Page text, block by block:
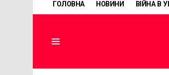
ГОЛОВНА НОВИНИ ВІЙНА В